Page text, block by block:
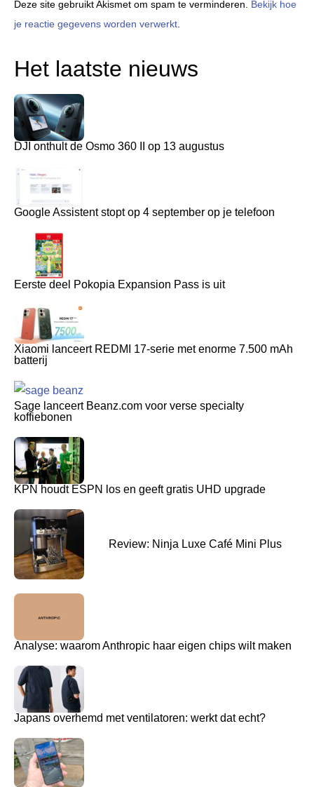
Deze site gebruikt Akismet om spam te verminderen. Bekijk hoe
je reactie gegevens worden verwerkt
Het laatste nieuws
DJI onthult de Osmo 360 II op 13 augustus
Google Assistent stopt op 4 september op je telefoon
Eerste deel Pokopia Expansion Pass is uit
Xiaomi lanceert REDMI 17-serie met enorme 7.500 mAh
batterij
Sage lanceert Beanz.com voor verse specialty
koffiebonen
KPN houdt ESPN los en geeft gratis UHD upgrade
Review: Ninja Luxe Café Mini Plus
Analyse: waarom Anthropic haar eigen chips wilt maken
Japans overhemd met ventilatoren: werkt dat echt?